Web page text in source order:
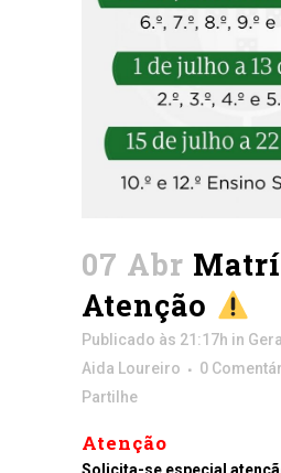
07 Abr
Atenção
Publicado às 21:17h in Geral
Aida Loureiro
0
Partilhe
Atenção